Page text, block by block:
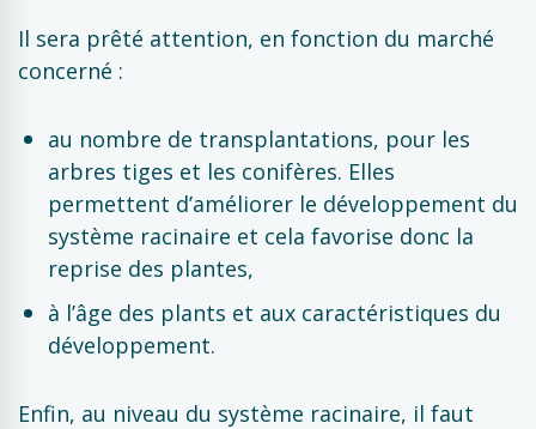
Il sera prêté attention, en fonction du marché
concerné :
au nombre de transplantations, pour les
arbres tiges et les conifères. Elles
permettent d’améliorer le développement du
système racinaire et cela favorise donc la
reprise des plantes,
à l’âge des plants et aux caractéristiques du
développement.
Enfin, au niveau du système racinaire, il faut